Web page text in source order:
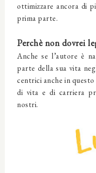
ottimizzare ancora di
prima parte.
Perchè non dovrei
Anche se l’autore è
parte della sua vita
centrici anche in
di vita e di carriera
nostri.